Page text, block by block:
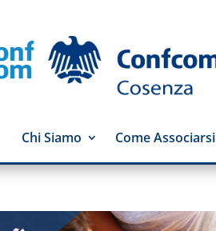
Chi Siamo Come Associarsi